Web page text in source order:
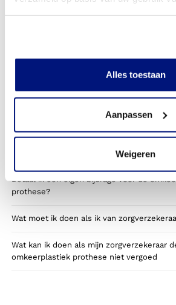
Alles toestaan
Aanpassen
Weigeren
prothese toestemming nodig van mijn
Wat valt er binnen de vergoeding van een
Wordt een omkeerplastiek prothese die ik
sporten betaald door mijn zorgverzekering?
Betaal ik een eigen bijdrage voor de
prothese?
Wat moet ik doen als ik van
Wat kan ik doen als mijn zorgverzekeraar
omkeerplastiek prothese niet vergoed